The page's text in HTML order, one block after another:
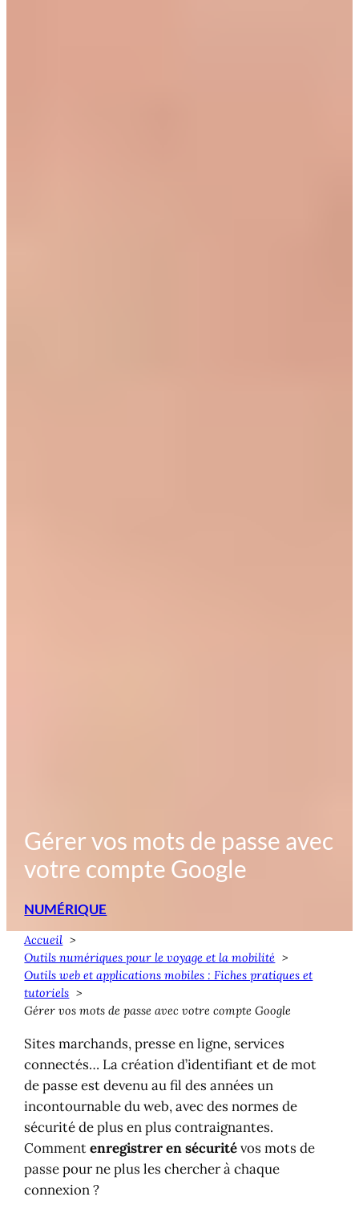
Gérer vos mots de passe avec
votre compte Google
NUMÉRIQUE
Accueil
Outils numériques pour le voyage et la mobilité
Outils web et applications mobiles : Fiches pratiques et
tutoriels
Gérer vos mots de passe avec votre compte Google
Sites marchands, presse en ligne, services
connectés… La création d’identifiant et de mot
de passe est devenu au fil des années un
incontournable du web, avec des normes de
sécurité de plus en plus contraignantes.
Commentenregistrer en sécuritévos mots de
passe pour ne plus les chercher à chaque
connexion ?